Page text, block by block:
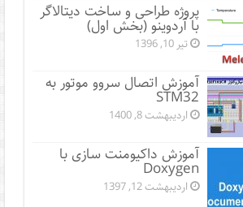
پروژه طراحی و ساخت دیتالاگر
با آردوینو (بخش اول)
تیر 10, 1396
آموزش اتصال سروو موتور به
STM32
اردیبهشت 8, 1400
آموزش داکیومنت سازی با
Doxygen
اردیبهشت 12, 1397